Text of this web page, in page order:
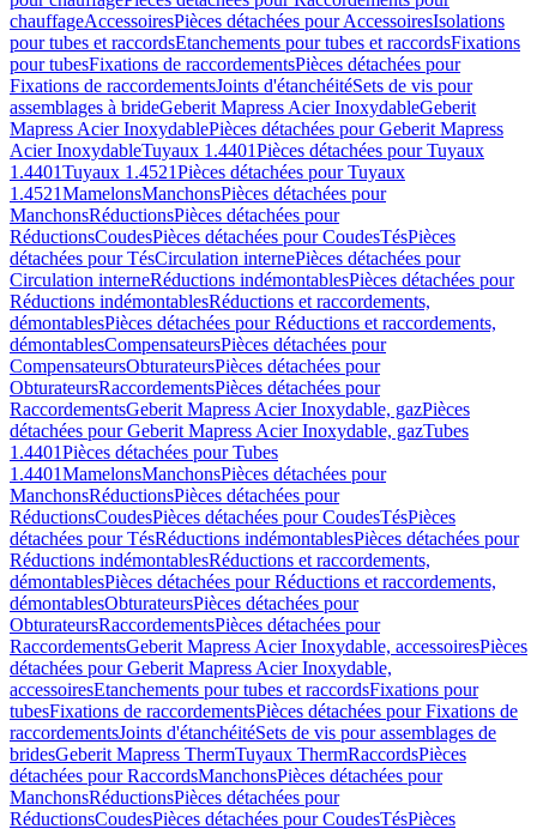
chauffageAccessoiresPièces détachées pour AccessoiresIsolations
pour tubes et raccordsEtanchements pour tubes et raccordsFixations
pour tubesFixations de raccordementsPièces détachées pour
Fixations de raccordementsJoints d'étanchéitéSets de vis pour
assemblages à brideGeberit Mapress Acier InoxydableGeberit
Mapress Acier InoxydablePièces détachées pour Geberit Mapress
Acier InoxydableTuyaux 1.4401Pièces détachées pour Tuyaux
1.4401Tuyaux 1.4521Pièces détachées pour Tuyaux
1.4521MamelonsManchonsPièces détachées pour
ManchonsRéductionsPièces détachées pour
RéductionsCoudesPièces détachées pour CoudesTésPièces
détachées pour TésCirculation internePièces détachées pour
Circulation interneRéductions indémontablesPièces détachées pour
Réductions indémontablesRéductions et raccordements,
démontablesPièces détachées pour Réductions et raccordements,
démontablesCompensateursPièces détachées pour
CompensateursObturateursPièces détachées pour
ObturateursRaccordementsPièces détachées pour
RaccordementsGeberit Mapress Acier Inoxydable, gazPièces
détachées pour Geberit Mapress Acier Inoxydable, gazTubes
1.4401Pièces détachées pour Tubes
1.4401MamelonsManchonsPièces détachées pour
ManchonsRéductionsPièces détachées pour
RéductionsCoudesPièces détachées pour CoudesTésPièces
détachées pour TésRéductions indémontablesPièces détachées pour
Réductions indémontablesRéductions et raccordements,
démontablesPièces détachées pour Réductions et raccordements,
démontablesObturateursPièces détachées pour
ObturateursRaccordementsPièces détachées pour
RaccordementsGeberit Mapress Acier Inoxydable, accessoiresPièces
détachées pour Geberit Mapress Acier Inoxydable,
accessoiresEtanchements pour tubes et raccordsFixations pour
tubesFixations de raccordementsPièces détachées pour Fixations de
raccordementsJoints d'étanchéitéSets de vis pour assemblages de
bridesGeberit Mapress ThermTuyaux ThermRaccordsPièces
détachées pour RaccordsManchonsPièces détachées pour
ManchonsRéductionsPièces détachées pour
RéductionsCoudesPièces détachées pour CoudesTésPièces